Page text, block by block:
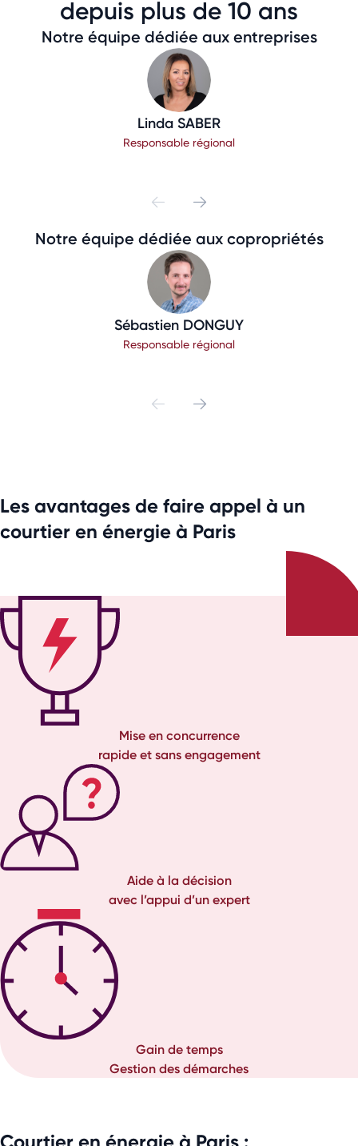
depuis plus de 10 ans
Notre équipe dédiée aux entreprises
Linda SABER
Responsable régional
Notre équipe dédiée aux copropriétés
Sébastien DONGUY
Responsable régional
Les avantages de faire appel à un
courtier en énergie à Paris
Mise en concurrence
rapide et sans engagement
Aide à la décision
avec l’appui d’un expert
Gain de temps
Gestion des démarches